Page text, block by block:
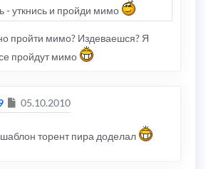
- уткнись и пройди мимо
пройти мимо? Издеваешся? Я
пройдут мимо
Сообщение
05.10.2010
шаблон торент пира доделал